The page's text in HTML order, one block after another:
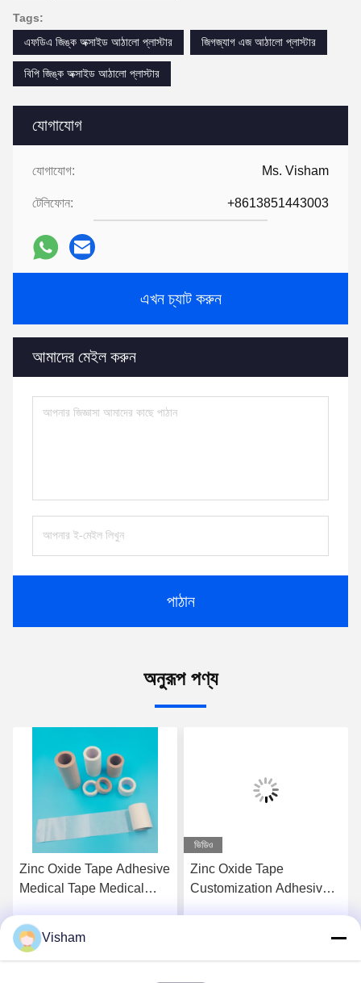
যোগাযোগ
যোগাযোগ: Ms. Visham
টেলিফোন: +8613851443003
এখন চ্যাট করুন
আমাদের মেইল করুন
পাঠান
Tags:
এফডিএ জিঙ্ক অক্সাইড আঠালো প্লাস্টার
জিগজ্যাগ এজ আঠালো প্লাস্টার
বিপি জিঙ্ক অক্সাইড আঠালো প্লাস্টার
অনুরূপ পণ্য
Zinc Oxide Tape Adhesive
Medical Tape Medical
The Perfect Solution for
Construction Projects
সেরা দাম পান
ভিডিও
Zinc Oxide Tape
Customization Adhesive
Visham